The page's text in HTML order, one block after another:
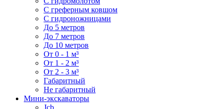
С греферным ковшом
С гидроножницами
До 5 метров
До 7 метров
До 10 метров
От 0 - 1 м³
От 1 - 2 м³
От 2 - 3 м³
Габаритный
Не габаритный
Мини-экскаваторы
Jcb